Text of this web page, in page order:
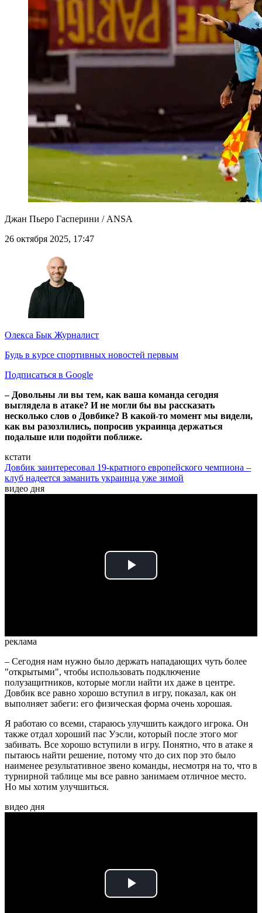
Джан Пьеро Гасперини / ANSA
26 октября 2025, 17:47
Олекса Бык Журналист
Будь в курсе спортивных новостей первым
Подписаться в Google
– Довольны ли вы тем, как ваша команда сегодня
выглядела в атаке? И не могли бы вы рассказать
несколько слов о Довбике? В какой-то момент мы видели,
как вы разозлились, попросив украинца держаться
подальше или подойти поближе.
кстати
Довбик заинтересовал 19-кратного европейского чемпиона –
клуб надеется заманить украинца уже зимой
видео дня
Play
реклама
– Сегодня нам нужно было держать нападающих чуть более
"открытыми", чтобы использовать подключение
полузащитников, которые могли найти их даже в центре.
Довбик все равно хорошо вступил в игру, показал, как он
выполняет забеги: его физическая форма очень хорошая.
Я работаю со всеми, стараюсь улучшить каждого игрока. Он
также отдал хороший пас Уэсли, который после этого мог
забивать. Все хорошо вступили в игру. Понятно, что в атаке я
пытаюсь найти решение, потому что до сих пор это было
наименее результативное звено команды, несмотря на то, что в
турнирной таблице мы все равно занимаем отличное место.
Но мы хотим улучшиться.
видео дня
Play